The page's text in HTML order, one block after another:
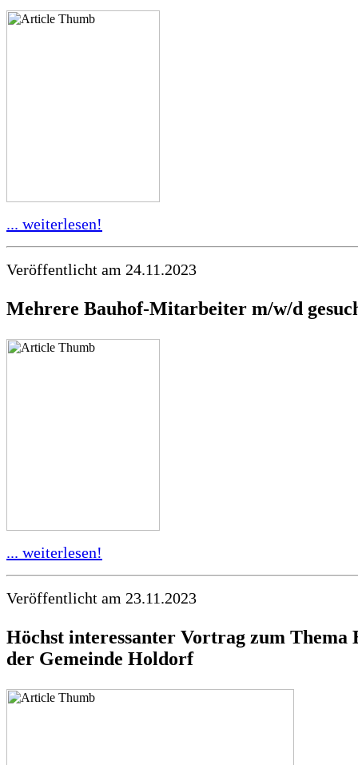
... weiterlesen!
Veröffentlicht am 24.11.2023
Mehrere Bauhof-Mitarbeiter m/w/d
... weiterlesen!
Veröffentlicht am 23.11.2023
Höchst interessanter Vortrag zum Thema
der Gemeinde Holdorf